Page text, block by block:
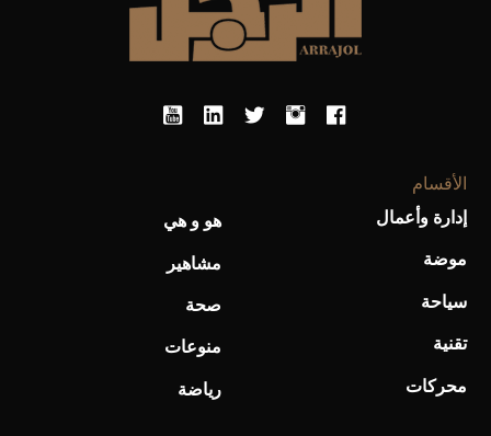
الأقسام
إدارة وأعمال
موضة
سياحة
تقنية
محركات
هو و هي
مشاهير
صحة
منوعات
رياضة